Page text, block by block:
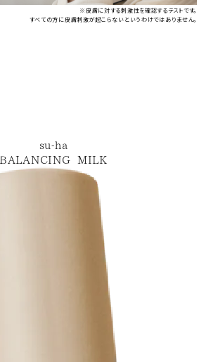
※皮膚に対する刺激性を確認するテストです。
すべての方に皮膚刺激が起こらないというわけではありません。
su-ha
BALANCING MILK